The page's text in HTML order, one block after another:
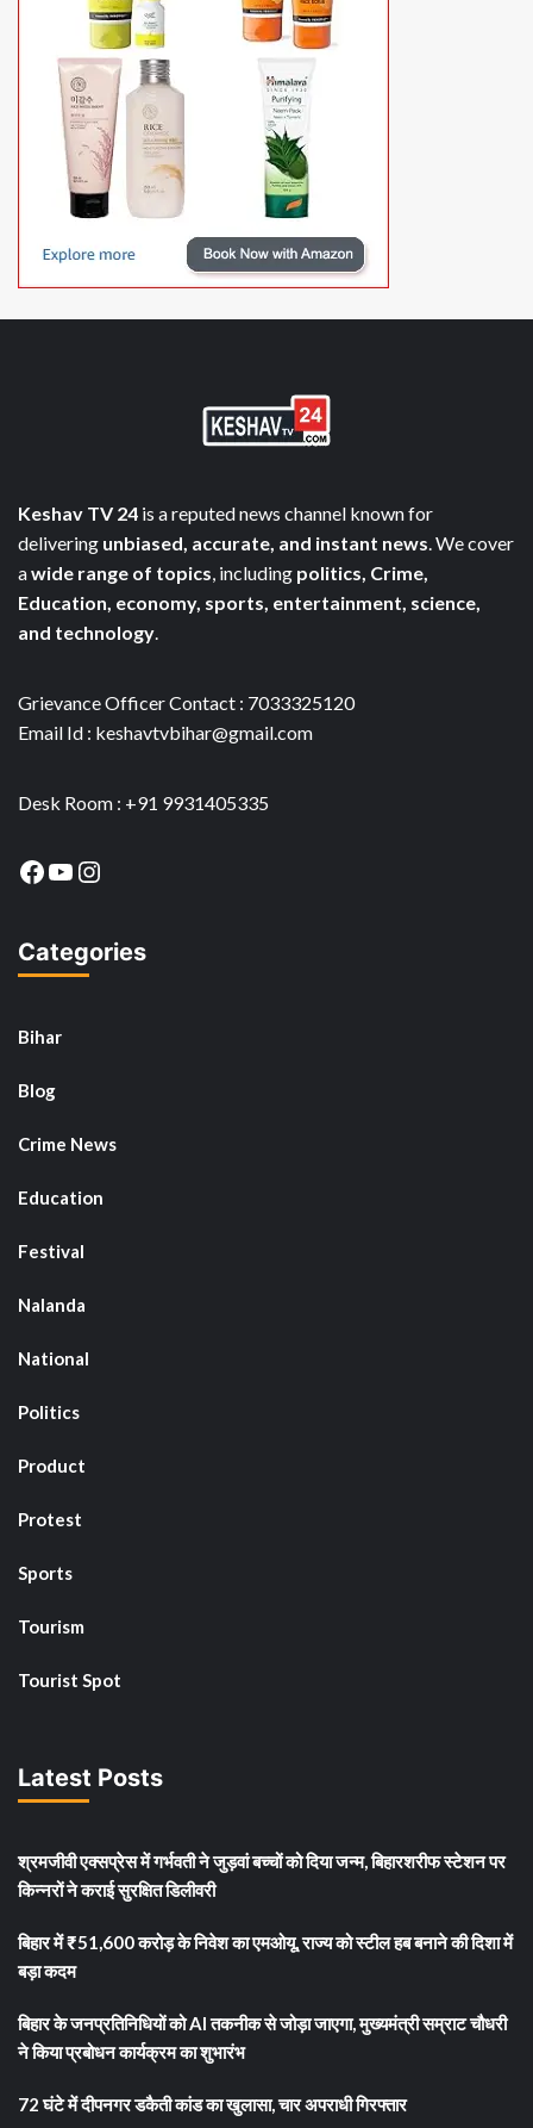
Keshav TV 24 is a reputed news channel known for
delivering unbiased, accurate, and instant news. We cover
awide range of topics, including politics, Crime,
Education, economy, sports, entertainment, science,
and technology.
Grievance Officer Contact : 7033325120
Email Id : keshavtvbihar@gmail.com
Desk Room : +91 9931405335
Facebook
YouTube
Instagram
Categories
Bihar
Blog
Crime News
Education
Festival
Nalanda
National
Politics
Product
Protest
Sports
Tourism
Tourist Spot
Latest Posts
श्रमजीवी एक्सप्रेस में गर्भवती ने जुड़वां बच्चों को दिया जन्म, बिहारशरीफ स्टेशन पर
किन्नरों ने कराई सुरक्षित डिलीवरी
बिहार में ₹51,600 करोड़ के निवेश का एमओयू, राज्य को स्टील हब बनाने की दिशा में
बड़ा कदम
बिहार के जनप्रतिनिधियों को AI तकनीक से जोड़ा जाएगा, मुख्यमंत्री सम्राट चौधरी
ने किया प्रबोधन कार्यक्रम का शुभारंभ
72 घंटे में दीपनगर डकैती कांड का खुलासा, चार अपराधी गिरफ्तार